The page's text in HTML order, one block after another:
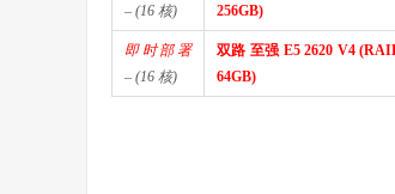
– (16 核)
256GB)
即时部署
– (16 核)
双路 至强 E5 2620 V4
64GB)